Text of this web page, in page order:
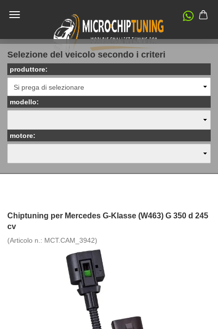
Selezione del veicolo secondo i criteri
produttore:
modello:
motore:
Chiptuning per Mercedes G-Klasse (W463) G 350 d 245
cv
(Articolo n.: MCT.CAM_3942)